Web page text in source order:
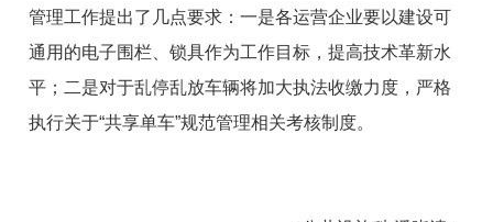
管理工作提出了几点要求：一是各运营企业要以建设可
通用的电子围栏、锁具作为工作目标，提高技术革新水
平；二是对于乱停乱放车辆将加大执法收缴力度，严格
执行关于“共享单车”规范管理相关考核制度。